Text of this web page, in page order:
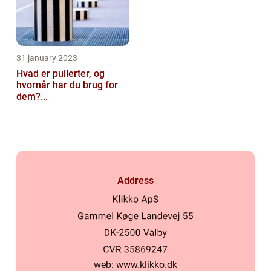
31 january 2023
Hvad er pullerter, og
hvornår har du brug for
dem?...
Address
web: www.klikko.dk